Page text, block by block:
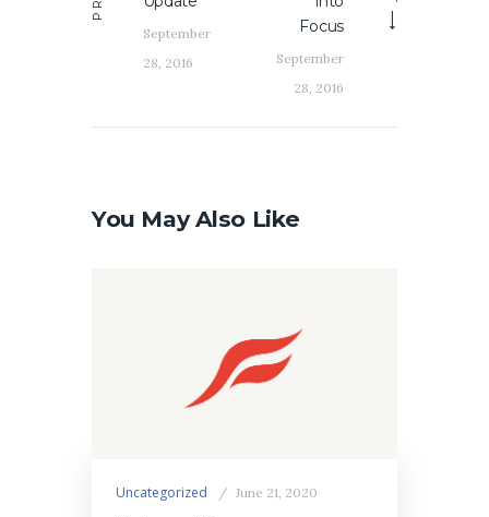
September
28, 2016
Focus
September
28, 2016
You May Also Like
Uncategorized June 21, 2020